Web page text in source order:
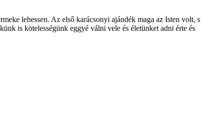
lehessen. Az első karácsonyi ajándék maga az Isten volt, s
is kötelességünk eggyé válni vele és életünket adni érte és